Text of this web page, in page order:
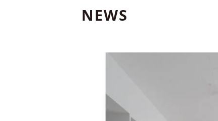
NEWS